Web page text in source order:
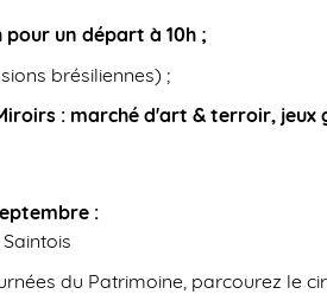
pour un départ à 10h ;
brésiliennes) ;
: marché d'art & terroir,
:
du Patrimoine, parcourez le